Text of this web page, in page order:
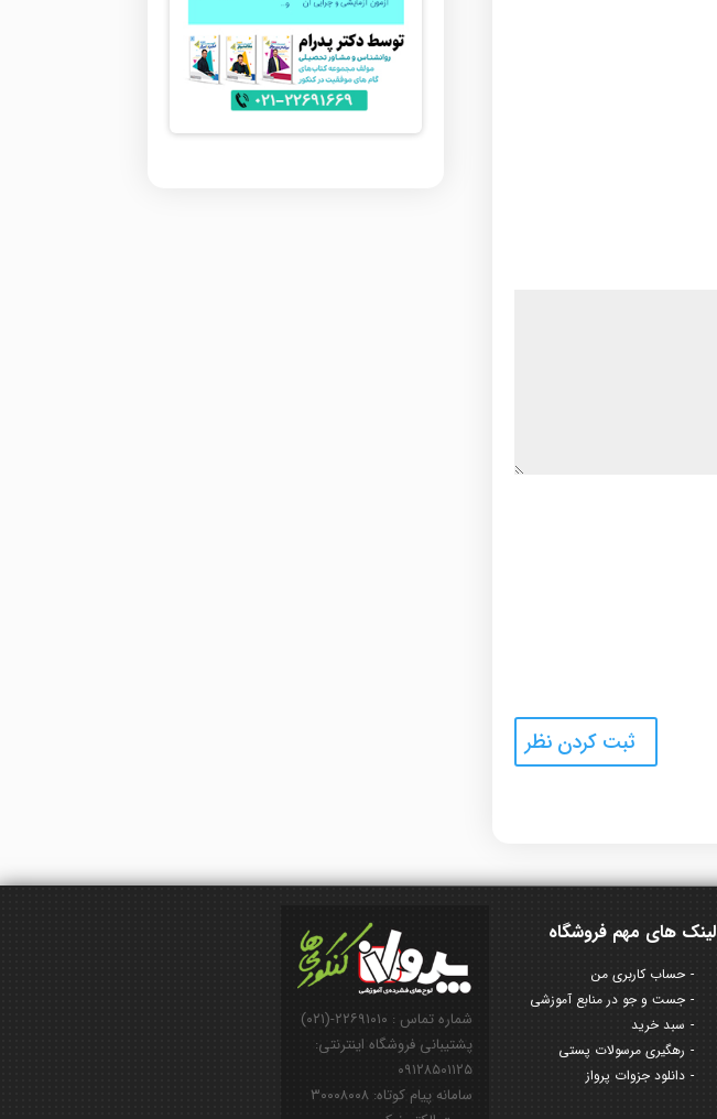
شماره تماس : ۲۲۶۹۱۰۱۰-(۰۲۱)
پشتیبانی فروشگاه اینترنتی:
۰۹۱۲۸۵۰۱۱۲۵
سامانه پیام کوتاه: ۳۰۰۰۸۰۰۸
لینک های مهم فروشگاه
حساب کاربری من
جست و جو در منابع آموزشی
سبد خرید
رهگیری مرسولات پستی
دانلود جزوات پرواز